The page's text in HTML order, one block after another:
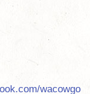
wacowgo